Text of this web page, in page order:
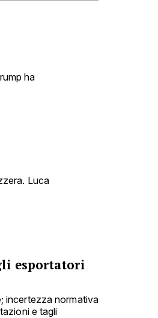
ha
Luca
esportatori
incertezza normativa
e tagli